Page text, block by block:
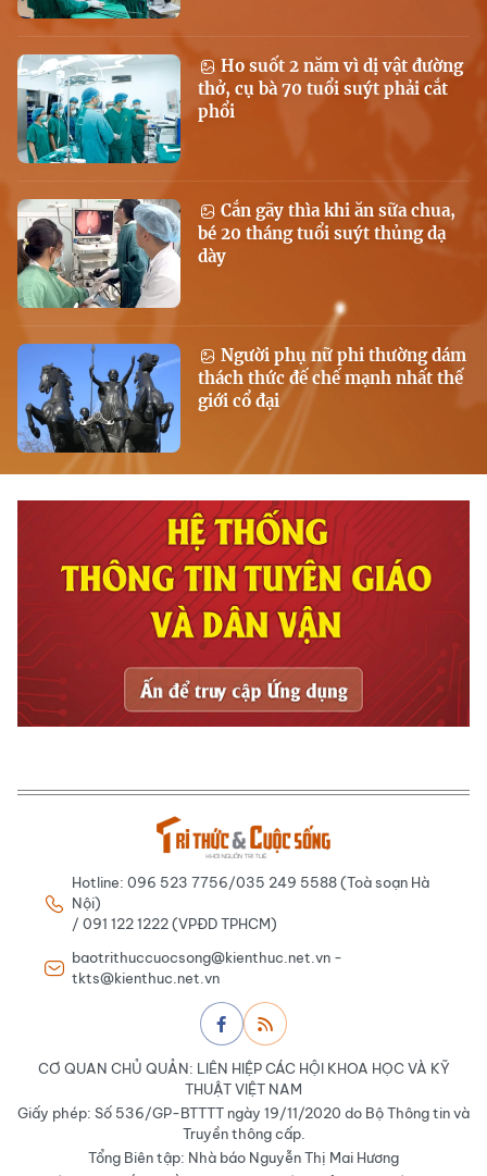
Ho suốt 2 năm vì dị vật đường
thở, cụ bà 70 tuổi suýt phải cắt
phổi
Cắn gãy thìa khi ăn sữa chua,
bé 20 tháng tuổi suýt thủng dạ
dày
Người phụ nữ phi thường dám
thách thức đế chế mạnh nhất thế
giới cổ đại
Hotline: 096 523 7756/035 249 5588 (Toà soạn Hà
Nội)
/ 091 122 1222 (VPĐD TPHCM)
baotrithuccuocsong@kienthuc.net.vn -
tkts@kienthuc.net.vn
CƠ QUAN CHỦ QUẢN: LIÊN HIỆP CÁC HỘI KHOA HỌC VÀ KỸ
THUẬT VIỆT NAM
Giấy phép: Số 536/GP-BTTTT ngày 19/11/2020 do Bộ Thông tin và
Truyền thông cấp.
Tổng Biên tập: Nhà báo Nguyễn Thị Mai Hương